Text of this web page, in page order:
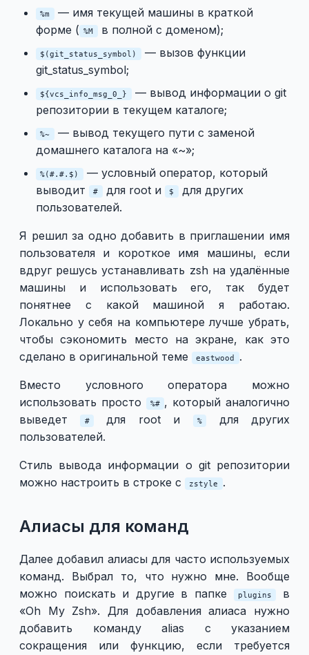
%m — имя текущей машины в краткой
форме ( %M в полной с доменом);
$(git_status_symbol)
— вызов функции
git_status_symbol;
${vcs_info_msg_0_} — вывод информации о git
репозитории в текущем каталоге;
%~ — вывод текущего пути с заменой
домашнего каталога на «~»;
%(#.#.$)
— условный оператор, который
выводит
# для root и $ для других
пользователей.
Я решил за одно добавить в приглашении имя
пользователя и короткое имя машины, если
вдруг решусь устанавливать zsh на удалённые
машины и использовать его, так будет
понятнее с какой машиной я работаю.
Локально у себя на компьютере лучше убрать,
чтобы сэкономить место на экране, как это
сделано в оригинальной теме
eastwood .
Вместо условного оператора можно
использовать просто
%# , который аналогично
выведет # для root и %
для других
пользователей.
Стиль вывода информации о git репозитории
можно настроить в строке с
zstyle .
Алиасы для команд
Далее добавил алиасы для часто используемых
команд. Выбрал то, что нужно мне. Вообще
можно поискать и другие в папке
plugins
в
«Oh My Zsh». Для добавления алиаса нужно
добавить команду alias с указанием
сокращения или функцию, если требуется